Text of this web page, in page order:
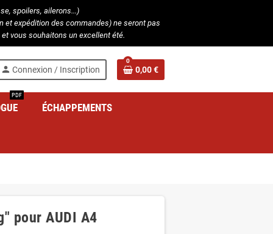
spoilers, ailerons...)
et expédition des commandes) ne seront pas
vous souhaitons un excellent été.
person Connexion / Inscription
0
0,00 €
PDF
ÉCHAPPEMENTS
pour AUDI A4